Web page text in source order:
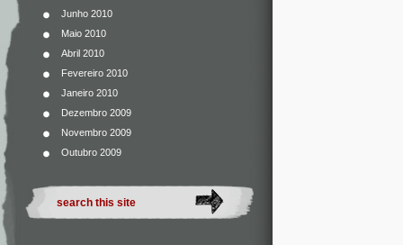
Junho 2010
Maio 2010
Abril 2010
Fevereiro 2010
Janeiro 2010
Dezembro 2009
Novembro 2009
Outubro 2009